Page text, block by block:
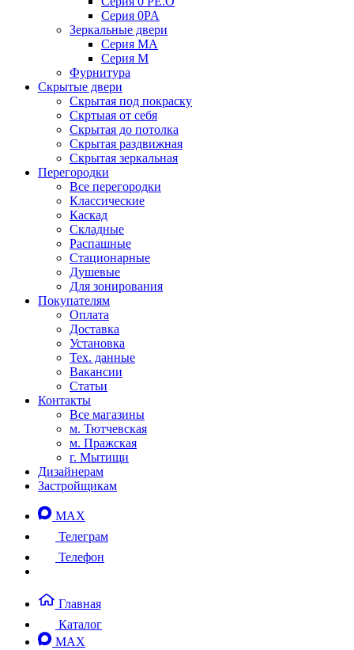
Серия 0PA
Зеркальные двери
Серия MA
Серия M
Фурнитура
Скрытые двери
Скрытая под покраску
Скртыая от себя
Скрытая до потолка
Скрытая раздвижная
Скрытая зеркальная
Перегородки
Все перегородки
Классические
Каскад
Складные
Распашные
Стационарные
Душевые
Для зонирования
Покупателям
Оплата
Доставка
Установка
Тех. данные
Вакансии
Статьи
Контакты
Все магазины
м. Тютчевская
м. Пражская
г. Мытищи
Дизайнерам
Застройщикам
MAX
Телеграм
Телефон
Главная
Каталог
MAX